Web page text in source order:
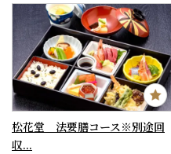
松花堂 法要膳コース※別途回
収...